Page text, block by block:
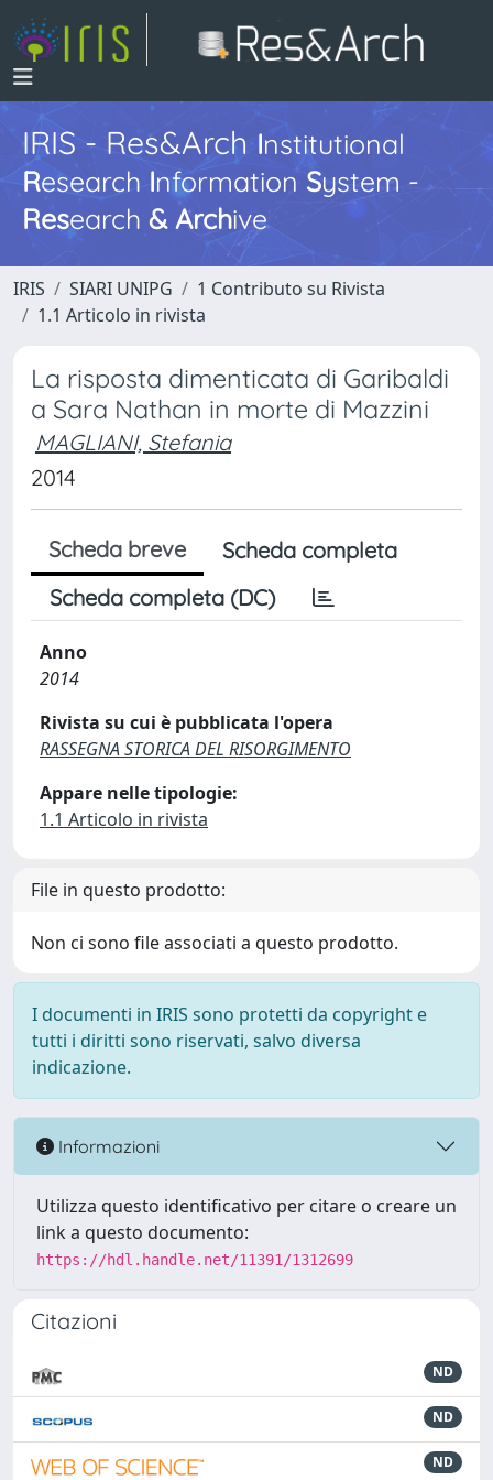
IRIS - Res&ArchInstitutional
Research InformationSystem -
Research & Archive
IRIS SIARI UNIPG
1 Contributo su Rivista
1.1 Articolo in rivista
La risposta dimenticata di Garibaldi
a Sara Nathan in morte di Mazzini
MAGLIANI, Stefania
2014
Scheda breve
Scheda completa
Scheda completa (DC)
Anno
2014
Rivista su cui è pubblicata l'opera
RASSEGNA STORICA DEL RISORGIMENTO
Appare nelle tipologie:
1.1 Articolo in rivista
File in questo prodotto:
Non ci sono file associati a questo prodotto.
I documenti in IRIS sono protetti da copyright e
tutti i diritti sono riservati, salvo diversa
indicazione.
Informazioni
Utilizza questo identificativo per citare o creare un
link a questo documento:
https://hdl.handle.net/11391/1312699
Citazioni
ND
ND
ND